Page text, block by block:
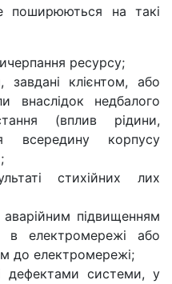
поширюються на такі
ресурсу;
клієнтом, або
внаслідок недбалого
(вплив рідини,
всередину корпусу
стихійних лих
підвищенням
в електромережі або
до електромережі;
дефектами системи, у